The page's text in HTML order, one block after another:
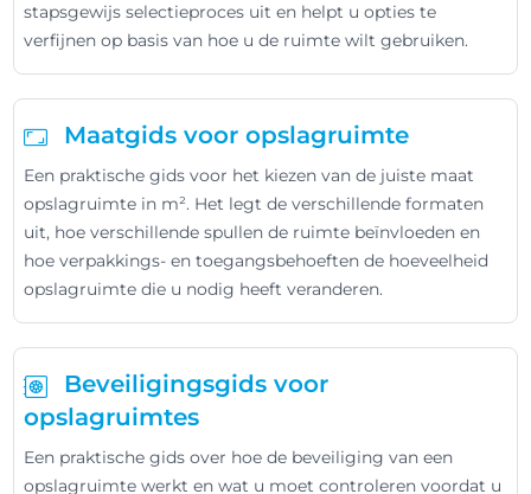
stapsgewijs selectieproces uit en helpt u opties te
verfijnen op basis van hoe u de ruimte wilt gebruiken.
Maatgids voor opslagruimte
Een praktische gids voor het kiezen van de juiste maat
opslagruimte in m². Het legt de verschillende formaten
uit, hoe verschillende spullen de ruimte beïnvloeden en
hoe verpakkings- en toegangsbehoeften de hoeveelheid
opslagruimte die u nodig heeft veranderen.
Beveiligingsgids voor
opslagruimtes
Een praktische gids over hoe de beveiliging van een
opslagruimte werkt en wat u moet controleren voordat u